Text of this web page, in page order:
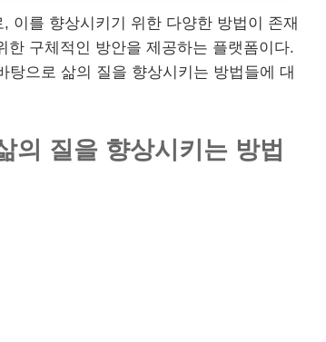
이를 향상시키기 위한 다양한 방법이 존재
한 구체적인 방안을 제공하는 플랫폼이다.
으로 삶의 질을 향상시키는 방법들에 대
의 질을 향상시키는 방법